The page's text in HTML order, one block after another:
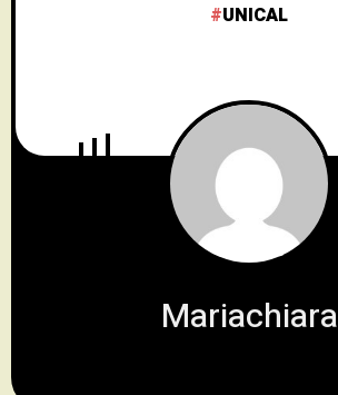
UNICAL
Mariachiara